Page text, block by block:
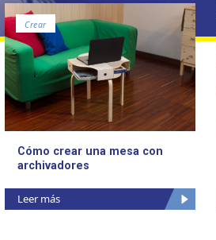
Crear
Cómo crear una mesa con
archivadores
Leer más